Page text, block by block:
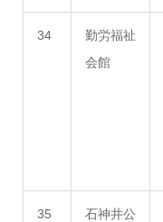
34
勤労福祉
会館
35
石神井公